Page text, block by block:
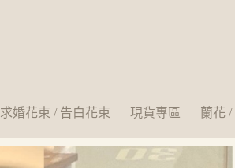
求婚花束 / 告白花束 現貨專區 蘭花